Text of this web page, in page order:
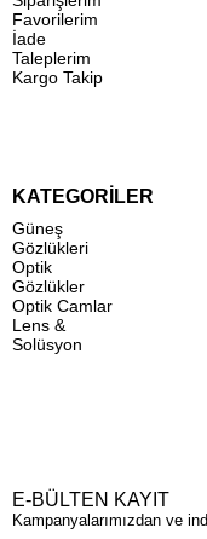
Favorilerim
İade
Taleplerim
Kargo Takip
KATEGORİLER
Güneş
Gözlükleri
Optik
Gözlükler
Optik Camlar
Lens &
Solüsyon
E-BÜLTEN KAYIT
Kampanyalarımızdan ve